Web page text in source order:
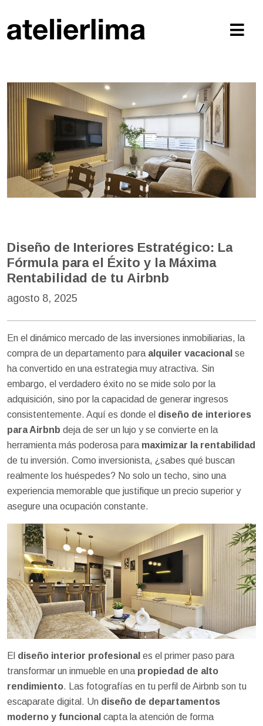
Diseño de Interiores Estratégico: La
Fórmula para el Éxito y la Máxima
Rentabilidad de tu Airbnb
agosto 8, 2025
En el dinámico mercado de las inversiones inmobiliarias, la
compra de un departamento para alquiler vacacional se
ha convertido en una estrategia muy atractiva. Sin
embargo, el verdadero éxito no se mide solo por la
adquisición, sino por la capacidad de generar ingresos
consistentemente. Aquí es donde el diseño de interiores
para Airbnb deja de ser un lujo y se convierte en la
herramienta más poderosa para maximizar la rentabilidad
de tu inversión. Como inversionista, ¿sabes qué buscan
realmente los huéspedes? No solo un techo, sino una
experiencia memorable que justifique un precio superior y
asegure una ocupación constante.
El diseño interior profesional es el primer paso para
transformar un inmueble en una propiedad de alto
rendimiento. Las fotografías en tu perfil de Airbnb son tu
escaparate digital. Un diseño de departamentos
moderno y funcional capta la atención de forma